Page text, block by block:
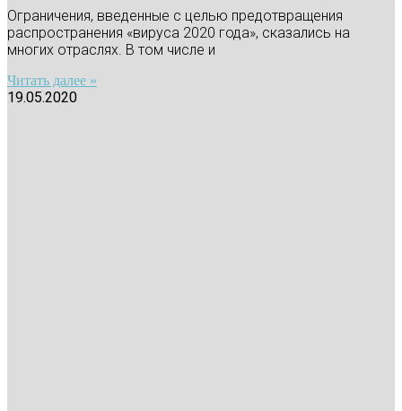
Ограничения, введенные с целью предотвращения
распространения «вируса 2020 года», сказались на
многих отраслях. В том числе и
Читать далее »
19.05.2020